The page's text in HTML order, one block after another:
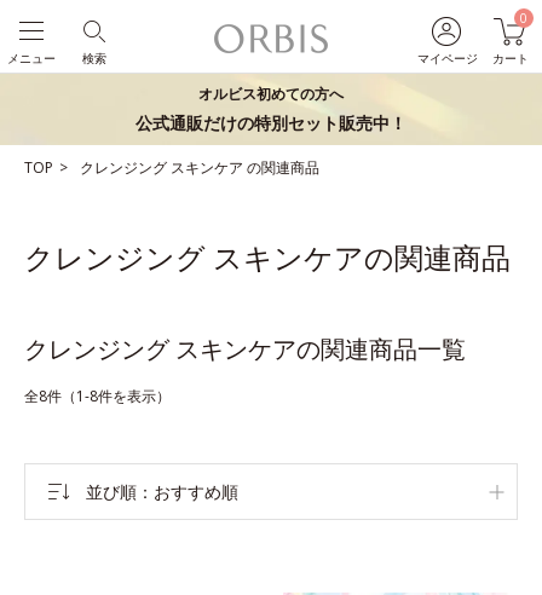
マイページ
0
カート
検索
メニュー
オルビス初めての方へ
公式通販だけの特別セット販売中！
TOP クレンジング スキンケア の関連商品
クレンジング スキンケアの関連商品
クレンジング スキンケアの関連商品一覧
全8件（1-8件を表示）
並び順 おすすめ順